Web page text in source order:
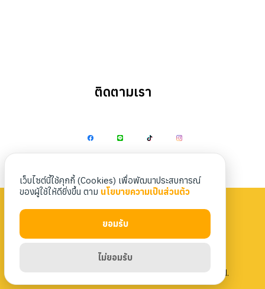
ติดตามเรา
Privacy Policy |Terms & Conditions
Copyright 2023 Nittaya Kaiyang. All rights reserved.
เว็บไซต์นี้ใช้คุกกี้ (Cookies) เพื่อพัฒนาประสบการณ์
ของผู้ใช้ให้ดียิ่งขึ้น ตาม นโยบายความเป็นส่วนตัว
ยอมรับ
ไม่ยอมรับ